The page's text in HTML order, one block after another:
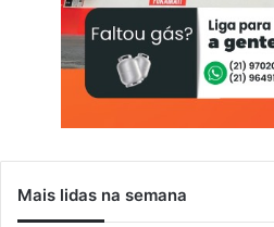
Mais lidas na semana